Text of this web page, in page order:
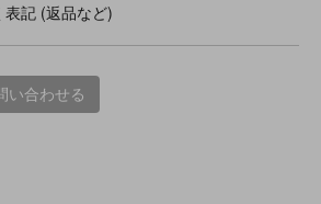
記 (返品など)
い合わせる